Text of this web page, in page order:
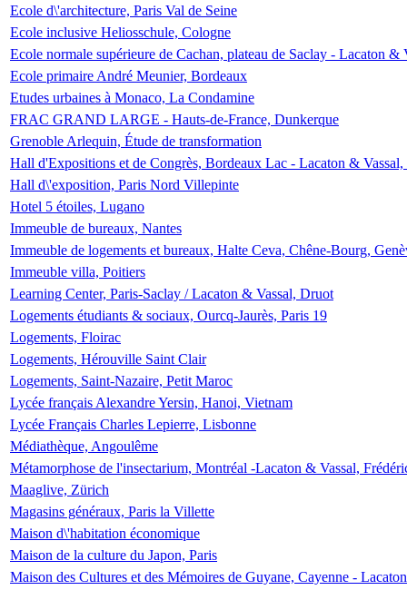
Ecole d\'architecture, Paris Val de Seine
Ecole inclusive Heliosschule, Cologne
Ecole normale supérieure de Cachan, plateau de Saclay - Lacaton &
Ecole primaire André Meunier, Bordeaux
Etudes urbaines à Monaco, La Condamine
FRAC GRAND LARGE - Hauts-de-France, Dunkerque
Grenoble Arlequin, Étude de transformation
Hall d'Expositions et de Congrès, Bordeaux Lac - Lacaton &
Hall d\'exposition, Paris Nord Villepinte
Hotel 5 étoiles, Lugano
Immeuble de bureaux, Nantes
Immeuble de logements et bureaux, Halte Ceva, Chêne-Bourg,
Immeuble villa, Poitiers
Learning Center, Paris-Saclay / Lacaton & Vassal, Druot
Logements étudiants & sociaux, Ourcq-Jaurès, Paris 19
Logements, Floirac
Logements, Hérouville Saint Clair
Logements, Saint-Nazaire, Petit Maroc
Lycée français Alexandre Yersin, Hanoi, Vietnam
Lycée Français Charles Lepierre, Lisbonne
Médiathèque, Angoulême
Métamorphose de l'insectarium, Montréal -Lacaton & Vassal,
Maaglive, Zürich
Magasins généraux, Paris la Villette
Maison d\'habitation économique
Maison de la culture du Japon, Paris
Maison des Cultures et des Mémoires de Guyane, Cayenne -